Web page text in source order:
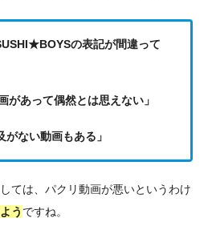
の表記が間違って
があって偶然とは思えない」
がない動画もある」
ては、パクリ動画が悪いというわけ
う ですね。